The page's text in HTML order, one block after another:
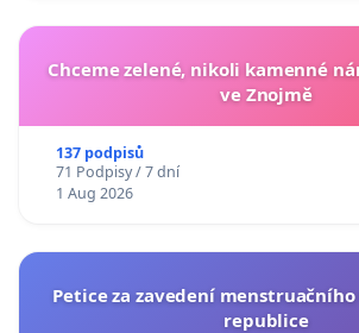
Chceme zelené, nikoli kamenné
ve Znojmě
137 podpisů
71 Podpisy / 7 dní
1 Aug 2026
Petice za zavedení menstruačního
republice